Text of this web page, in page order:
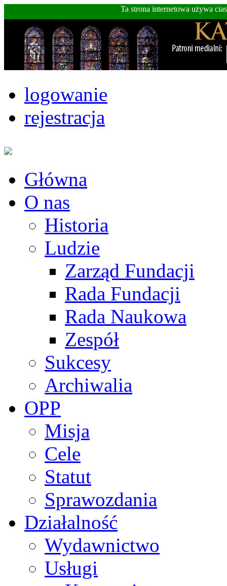
Ta strona internetowa używa
logowanie
rejestracja
Główna
O nas
Historia
Ludzie
Zarząd Fundacji
Rada Fundacji
Rada Naukowa
Zespół
Sukcesy
Archiwalia
OPP
Misja
Cele
Statut
Sprawozdania
Działalność
Wydawnictwo
Usługi